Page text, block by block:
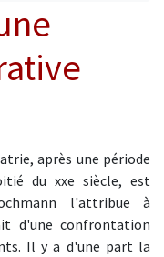
après une période
du xxe siècle, est
l'attribue à
d'une confrontation
Il y a d'une part la